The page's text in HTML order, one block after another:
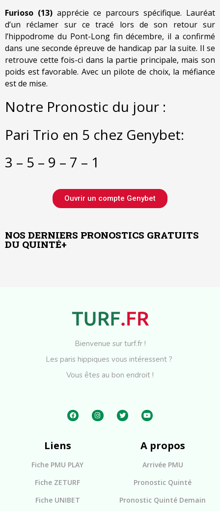
Furioso (13) apprécie ce parcours spécifique. Lauréat
d’un réclamer sur ce tracé lors de son retour sur
l’hippodrome du Pont-Long fin décembre, il a confirmé
dans une seconde épreuve de handicap par la suite. Il se
retrouve cette fois-ci dans la partie principale, mais son
poids est favorable. Avec un pilote de choix, la méfiance
est de mise.
Notre Pronostic du jour :
Pari Trio en 5 chez Genybet:
3 – 5 – 9 – 7 – 1
Ouvrir un compte Genybet
NOS DERNIERS PRONOSTICS GRATUITS
DU QUINTÉ+
Bienvenue sur turf.fr !
Les paris hippiques vous intéressent ?
Vous êtes au bon endroit !
Liens
Fiche PMU PLAY
Fiche ZETURF
Fiche UNIBET
A propos
Arrivée PMU
Pronostic Quinté
Pronostic Quinté Demain